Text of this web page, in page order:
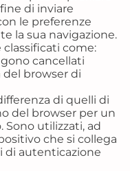
di inviare
le preferenze
la sua navigazione.
come:
cancellati
browser di
di quelli di
del browser per un
utilizzati, ad
che si collega
di autenticazione